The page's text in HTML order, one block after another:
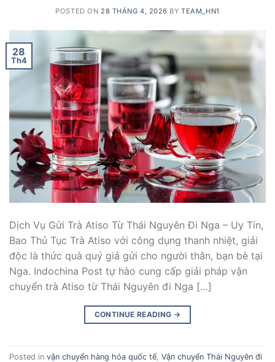
POSTED ON 28 THÁNG 4, 2026 BYTEAM_HN1
28
Th4
Dịch Vụ Gửi Trà Atiso Từ Thái Nguyên Đi Nga – Uy Tín,
Bao Thủ Tục Trà Atiso với công dụng thanh nhiệt, giải
độc là thức quà quý giá gửi cho người thân, bạn bè tại
Nga. Indochina Post tự hào cung cấp giải pháp vận
chuyển trà Atiso từ Thái Nguyên đi Nga […]
CONTINUE READING →
Posted in vận chuyển hàng hóa quốc tế, Vận chuyển Thái Nguyên đi